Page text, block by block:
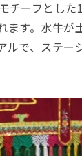
チーフとし
す。水牛
で、ステー